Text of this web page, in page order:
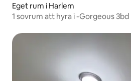
Eget rum i Harlem
1 sovrum att hyra i -Gorgeous